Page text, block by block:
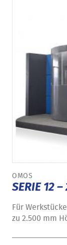
OMOS
SERIE 12 –
Für
zu 2.500 mm